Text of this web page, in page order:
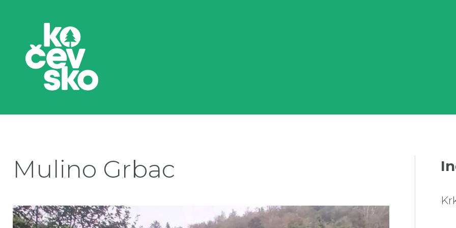
Mulino Grbac